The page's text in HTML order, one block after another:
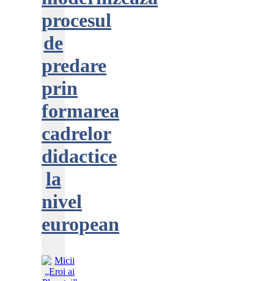
procesul
de
predare
prin
formarea
cadrelor
didactice
la
nivel
european